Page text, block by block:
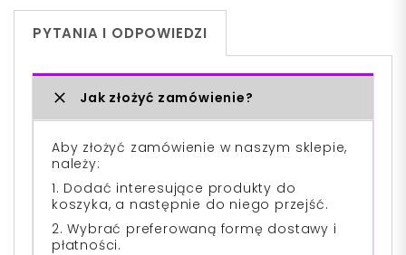
PYTANIA I ODPOWIEDZI
Jak złożyć zamówienie?
Aby złożyć zamówienie w naszym sklepie,
należy:
1. Dodać interesujące produkty do
koszyka, a następnie do niego przejść.
2. Wybrać preferowaną formę dostawy i
płatności.